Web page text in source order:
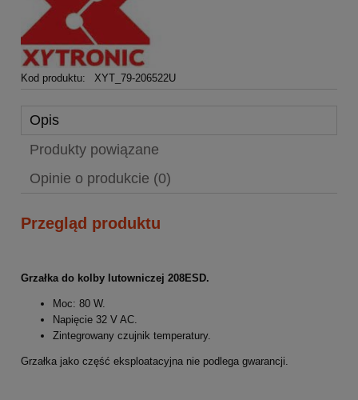
Kod produktu: XYT_79-206522U
Opis
Produkty powiązane
Opinie o produkcie (0)
Przegląd produktu
Grzałka do kolby lutowniczej 208ESD.
Moc: 80 W.
Napięcie 32 V AC.
Zintegrowany czujnik temperatury.
Grzałka jako część eksploatacyjna nie podlega gwarancji.